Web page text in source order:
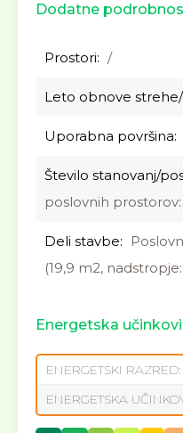
Dodatne
Prostori: /
Leto obnove
Uporabna površina:
Število stanovanj/
poslovnih prostorov:
Deli stavbe:
(19,9 m2, nadstropje:
Energetska
ENERGETSKI RAZRED:
ENERGETSKA